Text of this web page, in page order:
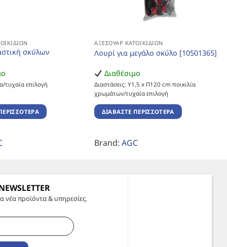
σκύλων
τυχαία επιλογή
ΑΞΕΣΟΥΆΡ ΚΑΤΟΙΚΙΔΊΩΝ
Λουρί για μεγάλο σκύλο [10501365]
Διαθέσιμο
Διαστάσεις: Υ1,5 x Π120 cm ποικιλία
χρωμάτων/τυχαία επιλογή
ΔΙΑΒΆΣΤΕ ΠΕΡΙΣΣΌΤΕΡΑ
Brand: AGC
νέα προϊόντα & υπηρεσίες.